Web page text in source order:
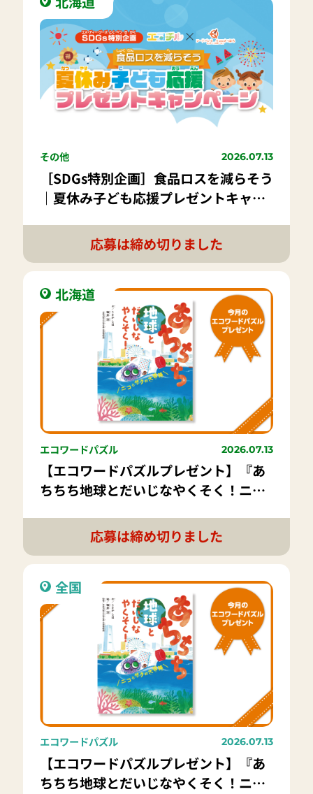
その他 2026.07.13
［SDGs特別企画］食品ロスを減らそう
｜夏休み子ども応援プレゼントキャン
応募は締め切りました
北海道
エコワードパズル 2026.07.13
【エコワードパズルプレゼント】『あ
ちちち地球とだいじなやくそく！ニコ
応募は締め切りました
全国
エコワードパズル 2026.07.13
【エコワードパズルプレゼント】『あ
ちちち地球とだいじなやくそく！ニコ